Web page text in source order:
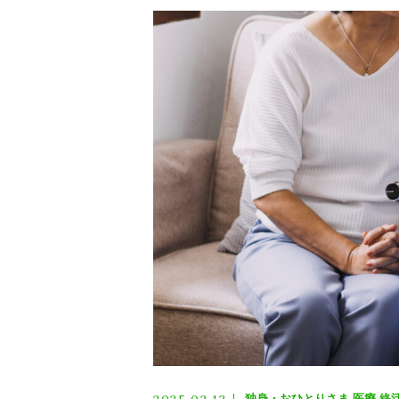
代表 プロフィール
お客様の声
運営概要
よくある質問
ニュース
ブログ